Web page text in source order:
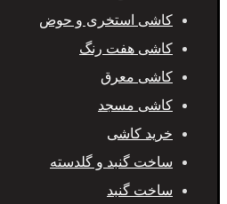
کاشی استخری و حوض
کاشی هفت رنگ
کاشی معرق
کاشی مسجد
خرید کاشی
ساخت گنبد و گلدسته
ساخت گنبد